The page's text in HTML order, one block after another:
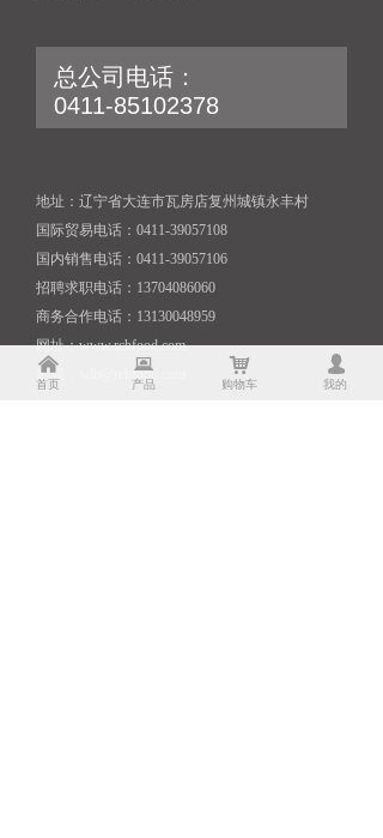
总公司电话：
0411-85102378
地址：辽宁省大连市瓦房店复州城镇永丰村
国际贸易电话：0411-39057108
国内销售电话：0411-39057106
招聘求职电话：13704086060
商务合作电话：13130048959
网址：www.rchfood.com
邮箱：wlb@rchfood.com
낀
首页
뀵
产品
낙
购物车
넙
我的